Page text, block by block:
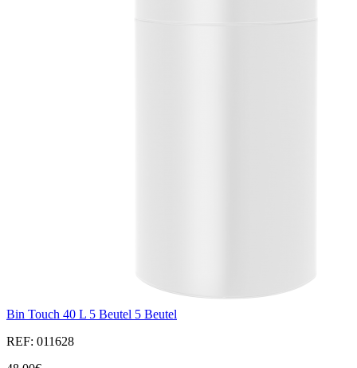
Bin Touch 40 L 5 Beutel 5 Beutel
REF: 011628